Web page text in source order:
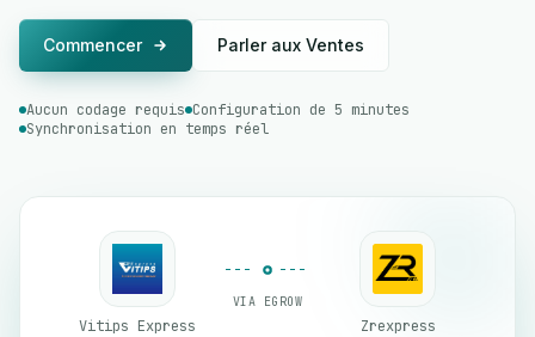
Commencer Parler aux Ventes
Aucun codage requis Configuration de 5 minutes
Synchronisation en temps réel
Vitips Express
VIA EGROW
Zrexpress